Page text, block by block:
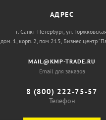
АДРЕС
г. Санкт-Петербург, ул.
дом. 1, корп. 2, пом 215, Бизнес центр
MAIL@KMP-TRADE.RU
Email для заказов
8 (800) 222-75-57
Телефон